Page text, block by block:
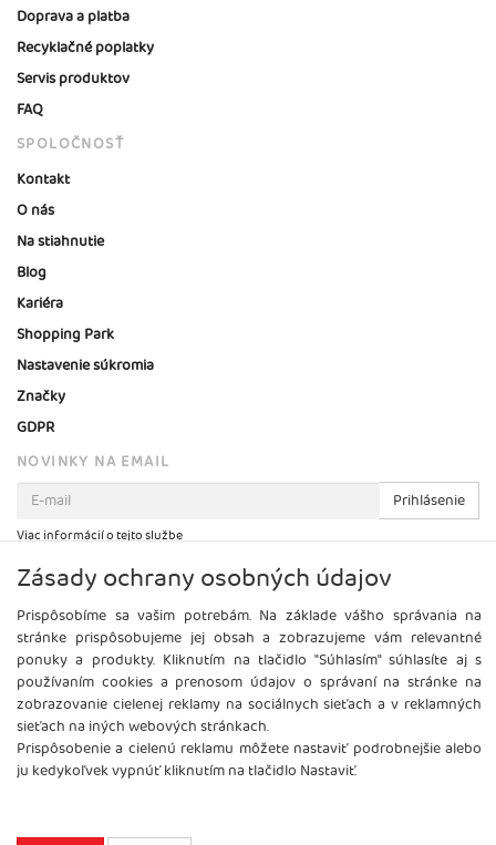
Doprava a platba
Recyklačné poplatky
Servis produktov
FAQ
SPOLOČNOSŤ
Kontakt
O nás
Na stiahnutie
Blog
Kariéra
Shopping Park
Nastavenie súkromia
Značky
GDPR
NOVINKY NA EMAIL
Prihlásenie
Viac informácií o tejto službe
Copyright2026 ©Brel, s.r.o.
Zásady ochrany osobných údajov
Prispôsobíme sa vašim potrebám. Na základe vášho správania na
stránke prispôsobujeme jej obsah a zobrazujeme vám relevantné
ponuky a produkty. Kliknutím na tlačidlo "Súhlasím" súhlasíte aj s
používaním cookies a prenosom údajov o správaní na stránke na
zobrazovanie cielenej reklamy na sociálnych sieťach a v reklamných
sieťach na iných webových stránkach.
Prispôsobenie a cielenú reklamu môžete nastaviť podrobnejšie alebo
ju kedykoľvek vypnúť kliknutím na tlačidlo Nastaviť.